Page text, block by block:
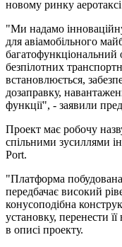
новому ринку
"Ми надамо
для авіамобільного
багатофункціональний
безпілотних
встановлюється,
дозаправку,
функції", - заявили
Проект має робочу
спільними зусиллями
Port.
"Платформа побудована
передбачає високий
конусоподібна
установку, перенести
в описі проекту.